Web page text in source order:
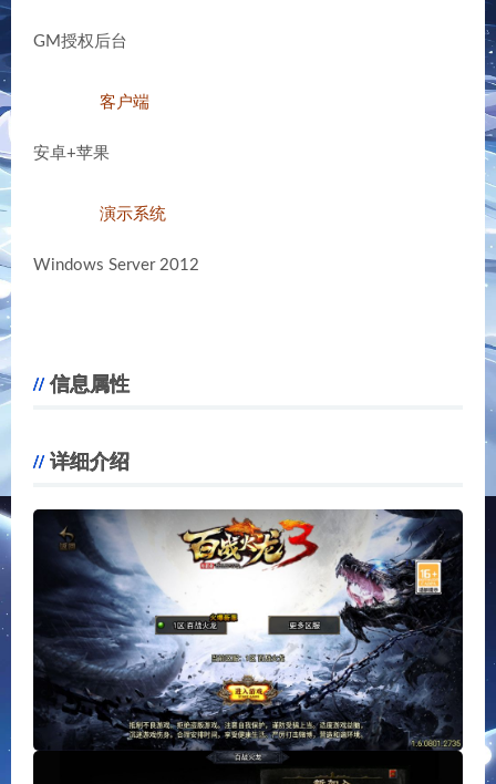
GM授权后台
客户端
安卓+苹果
演示系统
Windows Server 2012
信息属性
详细介绍